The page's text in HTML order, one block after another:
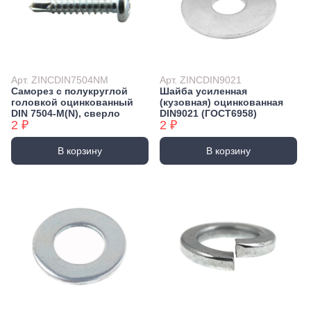
Арт. ZINCDIN7504NM
Саморез с полукруглой
головкой оцинкованный
DIN 7504-М(N), сверло
2 ₽
В корзину
Арт. ZINCDIN9021
Шайба усиленная
(кузовная) оцинкованная
DIN9021 (ГОСТ6958)
2 ₽
В корзину